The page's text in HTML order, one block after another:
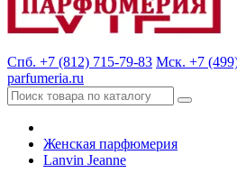
Спб. +7 (812) 715-79-83 Мск. +7
parfumeria.ru
Женская парфюмерия
Lanvin Jeanne